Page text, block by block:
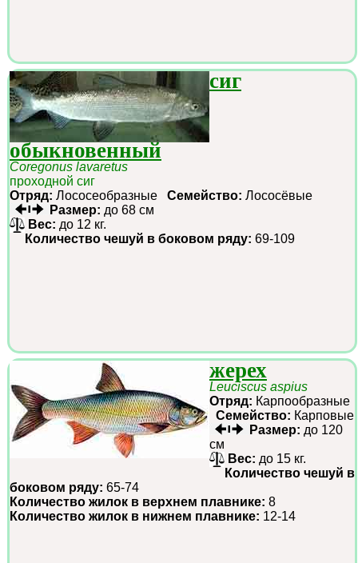
сиг
обыкновенный
Coregonus lavaretus
проходной сиг
Отряд: Лососеобразные Семейство: Лососёвые
Размер: до 68 см
Вес: до 12 кг.
Количество чешуй в боковом ряду: 69-109
жерех
Leuciscus aspius
Отряд: Карпообразные
Семейство: Карповые
Размер: до 120
см
Вес: до 15 кг.
Количество чешуй в
боковом ряду: 65-74
Количество жилок в верхнем плавнике: 8
Количество жилок в нижнем плавнике: 12-14